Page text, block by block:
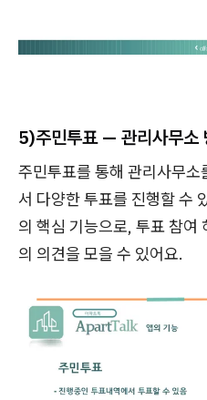
5)주민투표 — 관리사무소
주민투표를 통해 관리사무
서 다양한 투표를 진행할 수
의 핵심 기능으로, 투표 참여
의 의견을 모을 수 있어요.